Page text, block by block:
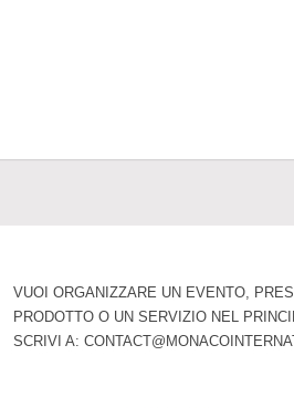
VUOI ORGANIZZARE UN EVENTO,
PRODOTTO O UN SERVIZIO NEL
SCRIVI A: